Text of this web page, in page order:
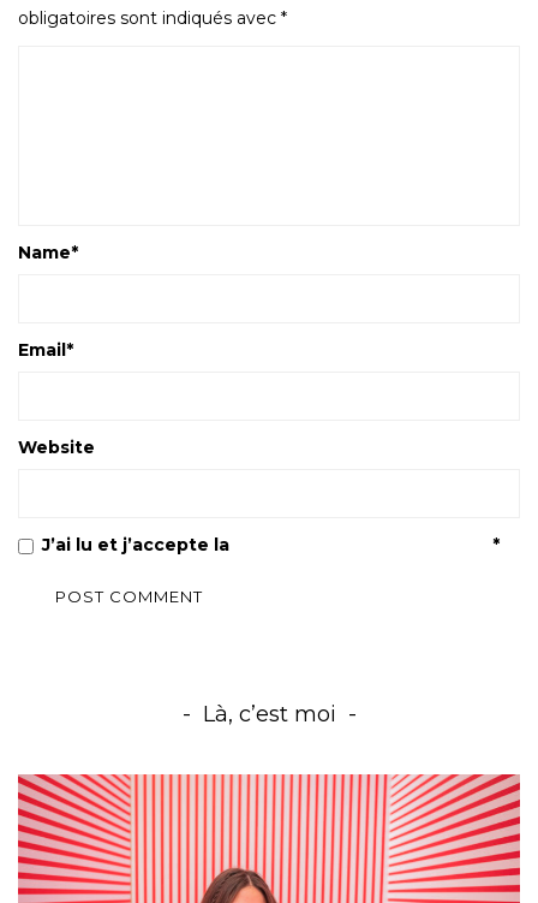
obligatoires sont indiqués avec *
Name*
Email*
Website
J’ai lu et j’accepte la *
Là, c’est moi